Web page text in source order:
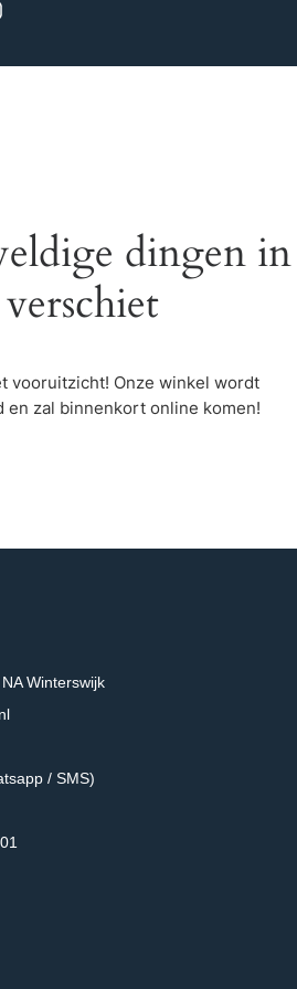
dingen in
vooruitzicht! Onze winkel wordt
en zal binnenkort online komen!
Winterswijk
/ SMS)